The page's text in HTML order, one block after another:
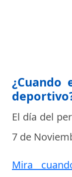
El día del
7 de
Mira